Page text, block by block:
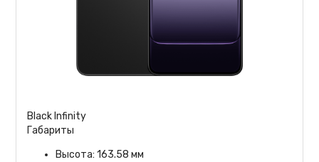
Black Infinity
Габариты
Высота: 163.58 мм